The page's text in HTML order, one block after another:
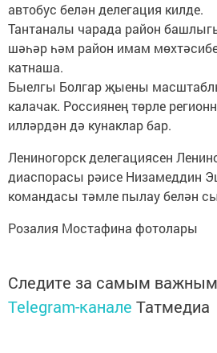
автобус белән делегация килде.
Тантаналы чарада район
шәһәр һәм район имам
катнаша.
Быелгы Болгар җыены
калачак. Россиянең төрле
илләрдән дә кунаклар бар.
Лениногорск делегациясен
диаспорасы рәисе Низамеддин
командасы тәмле пылау белән
Розалия Мостафина фотолары
Следите за самым
Telegram-канале Татмедиа